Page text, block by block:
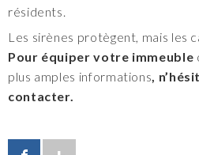
résidents.
Les sirènes protègent, mais les
Pour équiper votre immeuble
plus amples informations,
contacter.